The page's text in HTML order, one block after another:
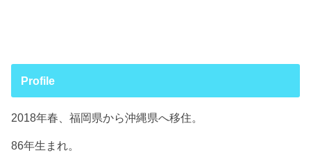
Profile
2018年春、福岡県から沖縄県へ移住。
86年生まれ。